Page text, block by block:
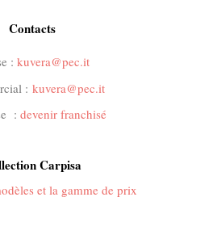
Contacts
: kuvera@pec.it
: kuvera@pec.it
: devenir franchisé
Carpisa
et la gamme de prix